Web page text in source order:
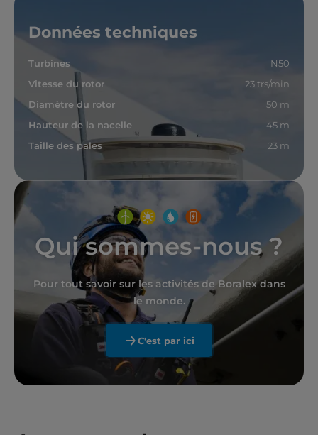
Données techniques
Turbines
N50
Vitesse du rotor
23 trs/min
Diamètre du rotor
50 m
Hauteur de la nacelle
45 m
Taille des pales
23 m
Qui sommes-nous ?
Pour tout savoir sur les activités de Boralex dans
le monde.
C'est par ici